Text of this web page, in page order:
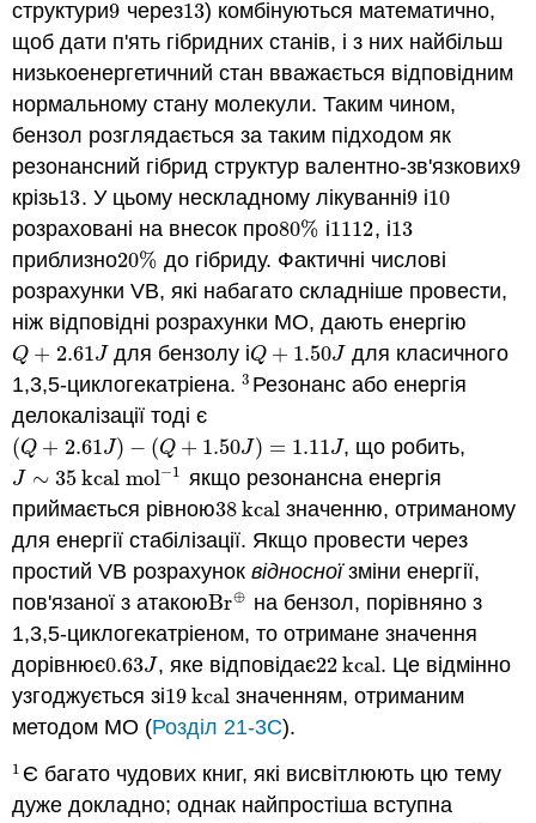
структури9
9 через13
13) комбінуються математично,
щоб дати п'ять гібридних станів, і з них найбільш
низькоенергетичний стан вважається відповідним
нормальному стану молекули. Таким чином,
бензол розглядається за таким підходом як
резонансний гібрид структур валентно-зв'язкових9
9
крізь13
13. У цьому нескладному лікуванні9
9 і10
10
розраховані на внесок про80%
80% і11
1112
12, і13
13
приблизно20%
20% до гібриду. Фактичні числові
розрахунки VB, які набагато складніше провести,
ніж відповідні розрахунки МО, дають енергію
Q + 2.61J
Q +2.61J для бензолу іQ + 1.50J
Q +1.50J
для класичного
1,3,5-циклогекатріена.3
3Резонанс або енергія
делокалізації тоді є
(Q + 2.61J) − (Q + 1.50J) = 1.11J
(Q+2.61J)−( Q +1.50 J)=1.11J , що робить,
J ∼ 35kcal mol−1
J∼35kcal mol−1
якщо резонансна енергія
приймається рівною38 kcal
38 kcal значенню, отриманому
для енергії стабілізації. Якщо провести через
простий VB розрахуноквідносноїзміни енергії,
пов'язаної з атакоюBr⊕
Br⊕ на бензол, порівняно з
1,3,5-циклогекатріеном, то отримане значення
дорівнює0.63J
0.63J, яке відповідає22 kcal
22 kcal. Це відмінно
узгоджується зі19 kcal
19 kcal значенням, отриманим
методом МО (Розділ 21-3С).
1
1Є багато чудових книг, які висвітлюють цю тему
дуже докладно; однак найпростіша вступна